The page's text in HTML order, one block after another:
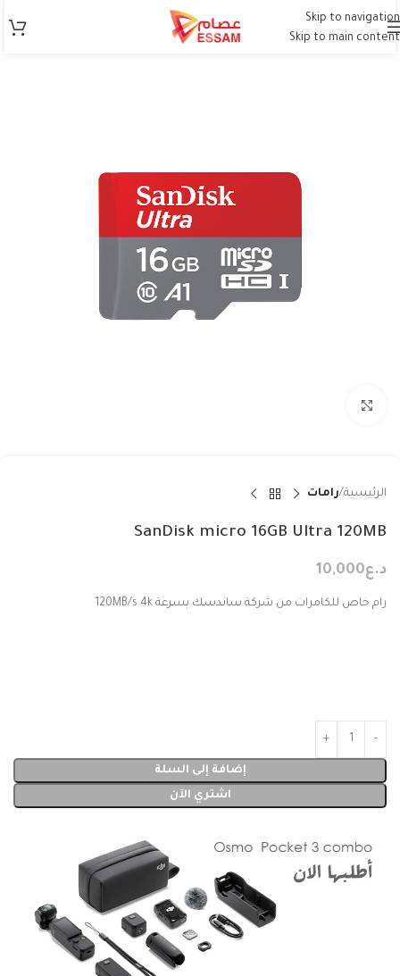
Skip to navigation
Skip to main content
الرئيسية رامات
SanDisk micro 16GB Ultra 120MB
د.ع10,000
رام خاص للكامرات من شركة ساندسك بسرعة 120MB/s 4k
إضافة إلى السلة
اشتري الآن